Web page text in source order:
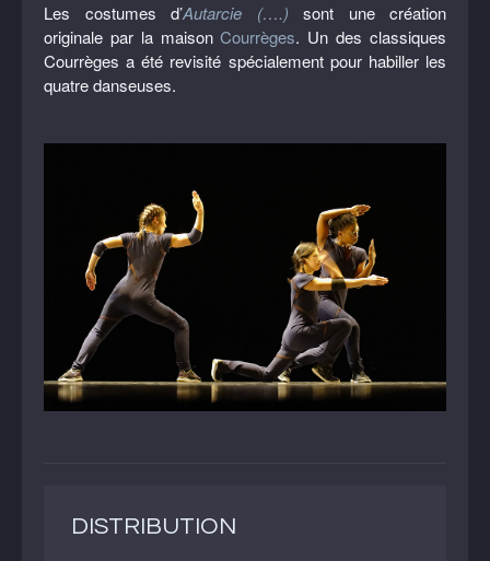
Les costumes d’Autarcie (….) sont une création
originale par la maisonCourrèges. Un des classiques
Courrèges a été revisité spécialement pour habiller les
quatre danseuses.
DISTRIBUTION